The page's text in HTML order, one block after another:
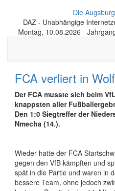
Die
DAZ - Unabhängige
Montag, 10.08.2026 -
FCA verliert in
Der FCA musste sich beim
knappsten aller
Den 1:0 Siegtreffer der
Nmecha (14.).
Wieder hatte der FCA
gegen den VfB kämpften und
spät in die Partie und waren in
bessere Team, ohne jedoch